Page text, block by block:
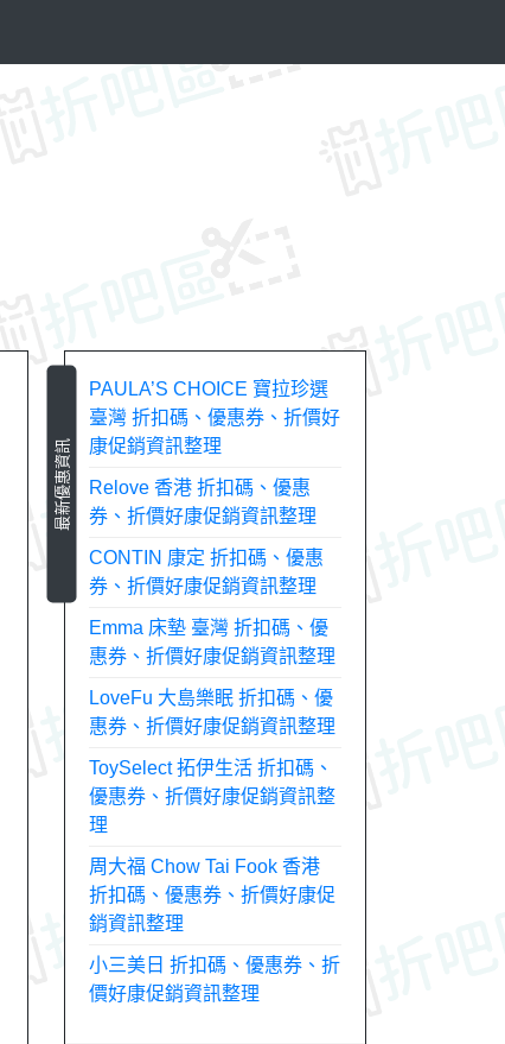
最新優惠資訊
PAULA’S CHOICE 寶拉珍選
臺灣 折扣碼、優惠券、折價好
康促銷資訊整理
Relove 香港 折扣碼、優惠
券、折價好康促銷資訊整理
CONTIN 康定 折扣碼、優惠
券、折價好康促銷資訊整理
Emma 床墊 臺灣 折扣碼、優
惠券、折價好康促銷資訊整理
LoveFu 大島樂眠 折扣碼、優
惠券、折價好康促銷資訊整理
ToySelect 拓伊生活 折扣碼、
優惠券、折價好康促銷資訊整
理
周大福 Chow Tai Fook 香港
折扣碼、優惠券、折價好康促
銷資訊整理
小三美日 折扣碼、優惠券、折
價好康促銷資訊整理